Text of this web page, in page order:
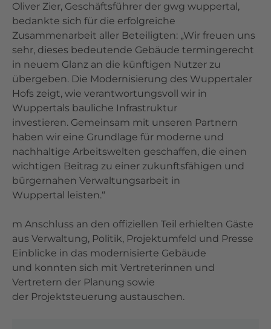
Oliver Zier, Geschäftsführer der gwg wuppertal,
bedankte sich für die erfolgreiche
Zusammenarbeit aller Beteiligten: „Wir freuen uns
sehr, dieses bedeutende Gebäude termingerecht
in neuem Glanz an die künftigen Nutzer zu
übergeben. Die Modernisierung des Wuppertaler
Hofs zeigt, wie verantwortungsvoll wir in
Wuppertals bauliche Infrastruktur
investieren. Gemeinsam mit unseren Partnern
haben wir eine Grundlage für moderne und
nachhaltige Arbeitswelten geschaffen, die einen
wichtigen Beitrag zu einer zukunftsfähigen und
bürgernahen Verwaltungsarbeit in
Wuppertal leisten.“
m Anschluss an den offiziellen Teil erhielten Gäste
aus Verwaltung, Politik, Projektumfeld und Presse
Einblicke in das modernisierte Gebäude
und konnten sich mit Vertreterinnen und
Vertretern der Planung sowie
der Projektsteuerung austauschen.